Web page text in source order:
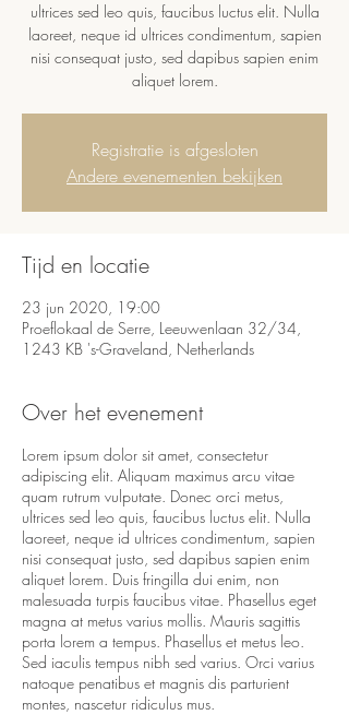
ultrices sed leo quis, faucibus luctus elit. Nulla
laoreet, neque id ultrices condimentum, sapien
nisi consequat justo, sed dapibus sapien enim
aliquet lorem.
Registratie is afgesloten
Andere evenementen bekijken
Tijd en locatie
23 jun 2020, 19:00
Proeflokaal de Serre, Leeuwenlaan 32/34,
1243 KB 's-Graveland, Netherlands
Over het evenement
Lorem ipsum dolor sit amet, consectetur
adipiscing elit. Aliquam maximus arcu vitae
quam rutrum vulputate. Donec orci metus,
ultrices sed leo quis, faucibus luctus elit. Nulla
laoreet, neque id ultrices condimentum, sapien
nisi consequat justo, sed dapibus sapien enim
aliquet lorem. Duis fringilla dui enim, non
malesuada turpis faucibus vitae. Phasellus eget
magna at metus varius mollis. Mauris sagittis
porta lorem a tempus. Phasellus et metus leo.
Sed iaculis tempus nibh sed varius. Orci varius
natoque penatibus et magnis dis parturient
montes, nascetur ridiculus mus.